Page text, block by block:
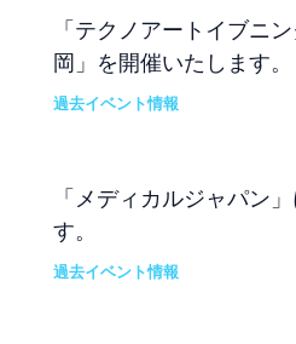
「テクノアートイブニ
岡」を開催いたします。
過去イベント情報
「メディカルジャパン
す。
過去イベント情報